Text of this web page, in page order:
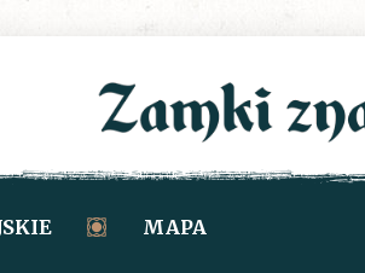
MAPA